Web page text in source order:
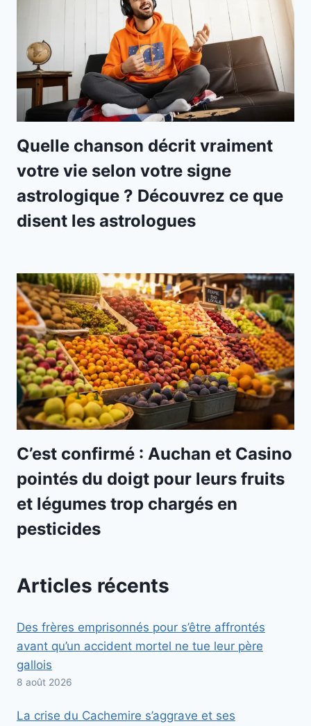
Quelle chanson décrit vraiment
votre vie selon votre signe
astrologique ? Découvrez ce que
disent les astrologues
C’est confirmé : Auchan et Casino
pointés du doigt pour leurs fruits
et légumes trop chargés en
pesticides
Articles récents
Des frères emprisonnés pour s’être affrontés
avant qu’un accident mortel ne tue leur père
gallois
8 août 2026
La crise du Cachemire s’aggrave et ses